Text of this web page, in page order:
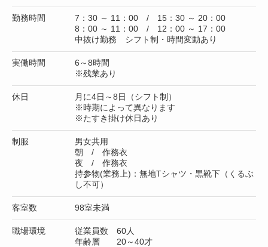
勤務時間
7：30 ～ 11：00 / 15：30 ～ 20：00
8：00 ～ 11：00 / 12：00 ～ 17：00
中抜け勤務 シフト制・時間変動あり
実働時間
6～8時間
※残業あり
休日
月に4日～8日（シフト制）
※時期によって異なります
※たすき掛け休日あり
制服
男女共用
朝 / 作務衣
夜 / 作務衣
持参物(業務上)：無地Tシャツ・黒靴下（くるぶ
し不可）
客室数 98室未満
職場環境
従業員数 60人
年齢層 20～40才